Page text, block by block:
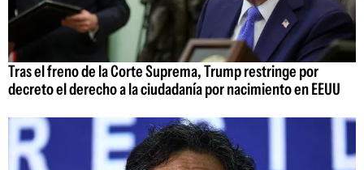
Tras el freno de la Corte Suprema, Trump restringe por
decreto el derecho a la ciudadanía por nacimiento en EEUU